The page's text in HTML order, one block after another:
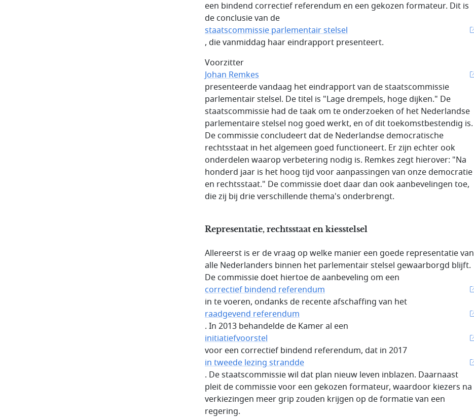
een bindend correctief referendum en een gekozen formateur. Dit is
de conclusie van de
staatscommissie parlementair stelsel
, die vanmiddag haar eindrapport presenteert.
Voorzitter
Johan Remkes
presenteerde vandaag het eindrapport van de staatscommissie
parlementair stelsel. De titel is "Lage drempels, hoge dijken." De
staatscommissie had de taak om te onderzoeken of het Nederlandse
parlementaire stelsel nog goed werkt, en of dit toekomstbestendig is.
De commissie concludeert dat de Nederlandse democratische
rechtsstaat in het algemeen goed functioneert. Er zijn echter ook
onderdelen waarop verbetering nodig is. Remkes zegt hierover: "Na
honderd jaar is het hoog tijd voor aanpassingen van onze democratie
en rechtsstaat." De commissie doet daar dan ook aanbevelingen toe,
die zij bij drie verschillende thema's onderbrengt.
Representatie, rechtsstaat en kiesstelsel
Allereerst is er de vraag op welke manier een goede representatie van
alle Nederlanders binnen het parlementair stelsel gewaarborgd blijft.
De commissie doet hiertoe de aanbeveling om een
correctief bindend referendum
in te voeren, ondanks de recente afschaffing van het
raadgevend referendum
. In 2013 behandelde de Kamer al een
initiatiefvoorstel
voor een correctief bindend referendum, dat in 2017
in tweede lezing strandde
. De staatscommissie wil dat plan nieuw leven inblazen. Daarnaast
pleit de commissie voor een gekozen formateur, waardoor kiezers na
verkiezingen meer grip zouden krijgen op de formatie van een
regering.